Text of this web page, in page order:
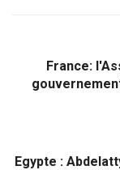
France:
Egypte :